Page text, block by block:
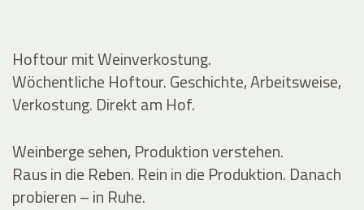
Hoftour mit Weinverkostung.
Wöchentliche Hoftour. Geschichte, Arbeitsweise,
Verkostung. Direkt am Hof.
Weinberge sehen, Produktion verstehen.
Raus in die Reben. Rein in die Produktion. Danach
probieren – in Ruhe.